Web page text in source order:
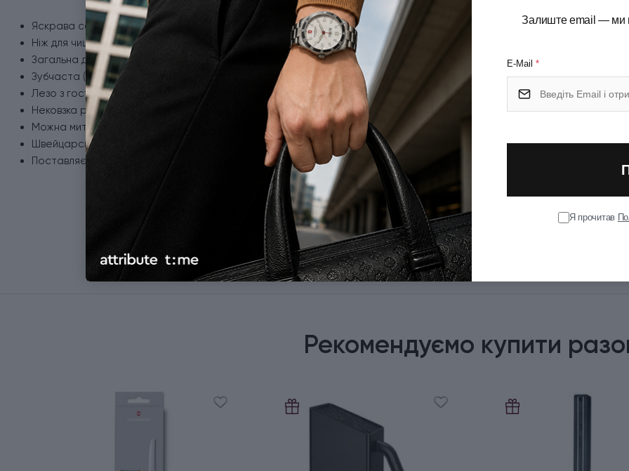
Яскрава серія ножів Swiss Classic з асортименту 2025 року.
Ніж для чищення та нарізання овочів/фруктів.
Загальна довжина ножа 18.9 см (довжина леза 8 см).
Зубчаста (серейторна) різальна крайка.
Лезо з гострим кінчиком з неіржавної сталі.
Нековзка ручка з поліпропілену.
Можна мити в посудомийній машині.
Швейцарська якість.
Поставляється із захисною плівкою на лезі.
Рекомендуємо купити
Залиште email — ми
E-Mail *
Я прочитав